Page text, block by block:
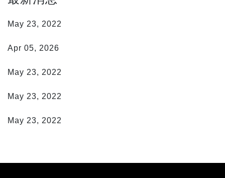
May 23, 2022
Apr 05, 2026
May 23, 2022
May 23, 2022
May 23, 2022